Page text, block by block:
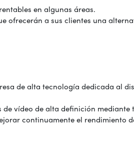
en algunas áreas.
ofrecerán a sus clientes una
de alta tecnología dedicada al
vídeo de alta definición mediante
continuamente el rendimiento